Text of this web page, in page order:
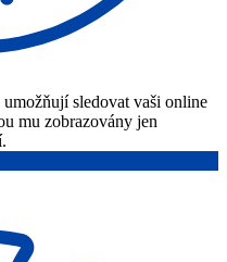
sledovat vaši online
mu zobrazovány jen